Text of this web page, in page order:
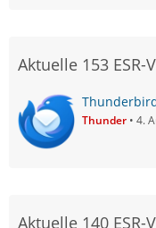
Aktuelle 153 ESR-
Thunder 4.
Aktuelle 140 ESR-